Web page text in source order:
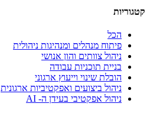
קטגוריות
הכל
פיתוח מנהלים ומנהיגות ניהולית
ניהול צוותים והון אנושי
בניית תוכניות עבודה
הובלת שינוי וייעוץ ארגוני
ניהול ביצועים ואפקטיביות ארגונית
ניהול אפקטיבי בעידן ה- AI